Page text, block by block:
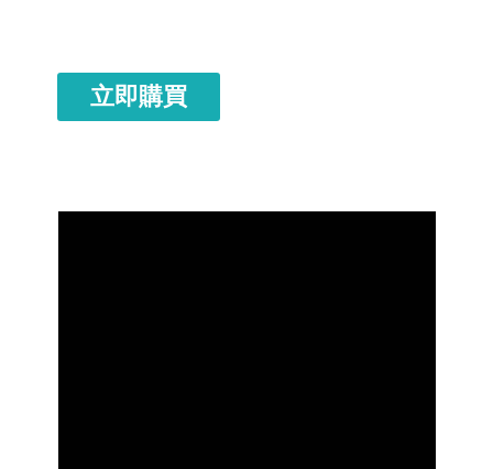
立即購買